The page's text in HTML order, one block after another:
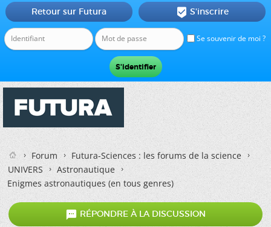
Se souvenir de moi ?
Retour sur Futura  S'inscrire
Forum
Futura-Sciences : les forums de la science
UNIVERS
Astronautique
Enigmes astronautiques (en tous genres)
 RÉPONDRE À LA DISCUSSION